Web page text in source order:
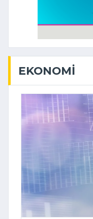
EKONOMI